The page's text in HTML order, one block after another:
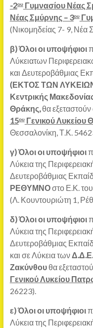
-2ουΓυμνασίου Νέας
Νέας Σμύρνης – 3ου
(Νικομηδείας 7- 9, Νέα
β)Όλοι οι υποψήφιοι
Λύκειατων
και Δευτεροβάθμιας
(ΕΚΤΟΣ ΤΩΝ
Κεντρικής
Θράκης,θα εξεταστούν
15ουΓενικού Λυκείου
Θεσσαλονίκη, Τ.Κ.
γ)Όλοι οι υποψήφιοι
Λύκεια της
Δευτεροβάθμιας
ΡΕΘΥΜΝΟστο Ε.Κ. του
(Λ. Κουντουριώτη 1,
δ)Όλοι οι υποψήφιοι
Λύκεια της
Δευτεροβάθμιας
και σε Λύκεια των
Ζακύνθουθα
Γενικού Λυκείου
26223).
ε)Όλοι οι υποψήφιοι
Λύκεια της